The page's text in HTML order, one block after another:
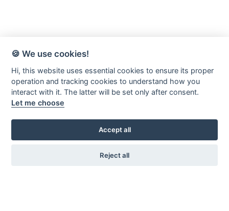
Värnamo-Forsheda Rör AB
Margretelundsvägen 20
331 34 Värnamo
Kontakta oss
0370 - 69 46 00
🍪 We use cookies!
Hi, this website uses essential cookies to ensure its proper
operation and tracking cookies to understand how you
interact with it. The latter will be set only after consent.
Let me choose
Accept all
Reject all